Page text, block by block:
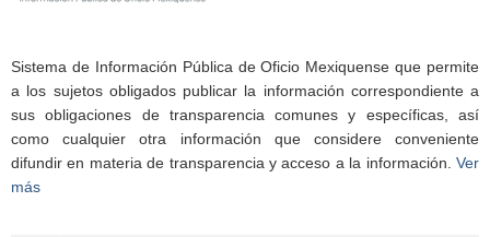
Sistema de Información Pública de Oficio Mexiquense que permite
a los sujetos obligados publicar la información correspondiente a
sus obligaciones de transparencia comunes y específicas, así
como cualquier otra información que considere conveniente
difundir en materia de transparencia y acceso a la información. Ver
más